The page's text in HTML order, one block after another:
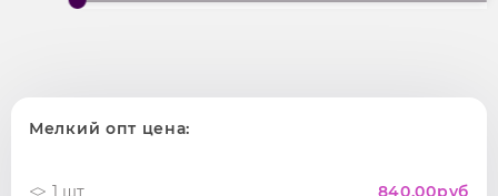
Мелкий опт цена:
1 шт 840.00руб